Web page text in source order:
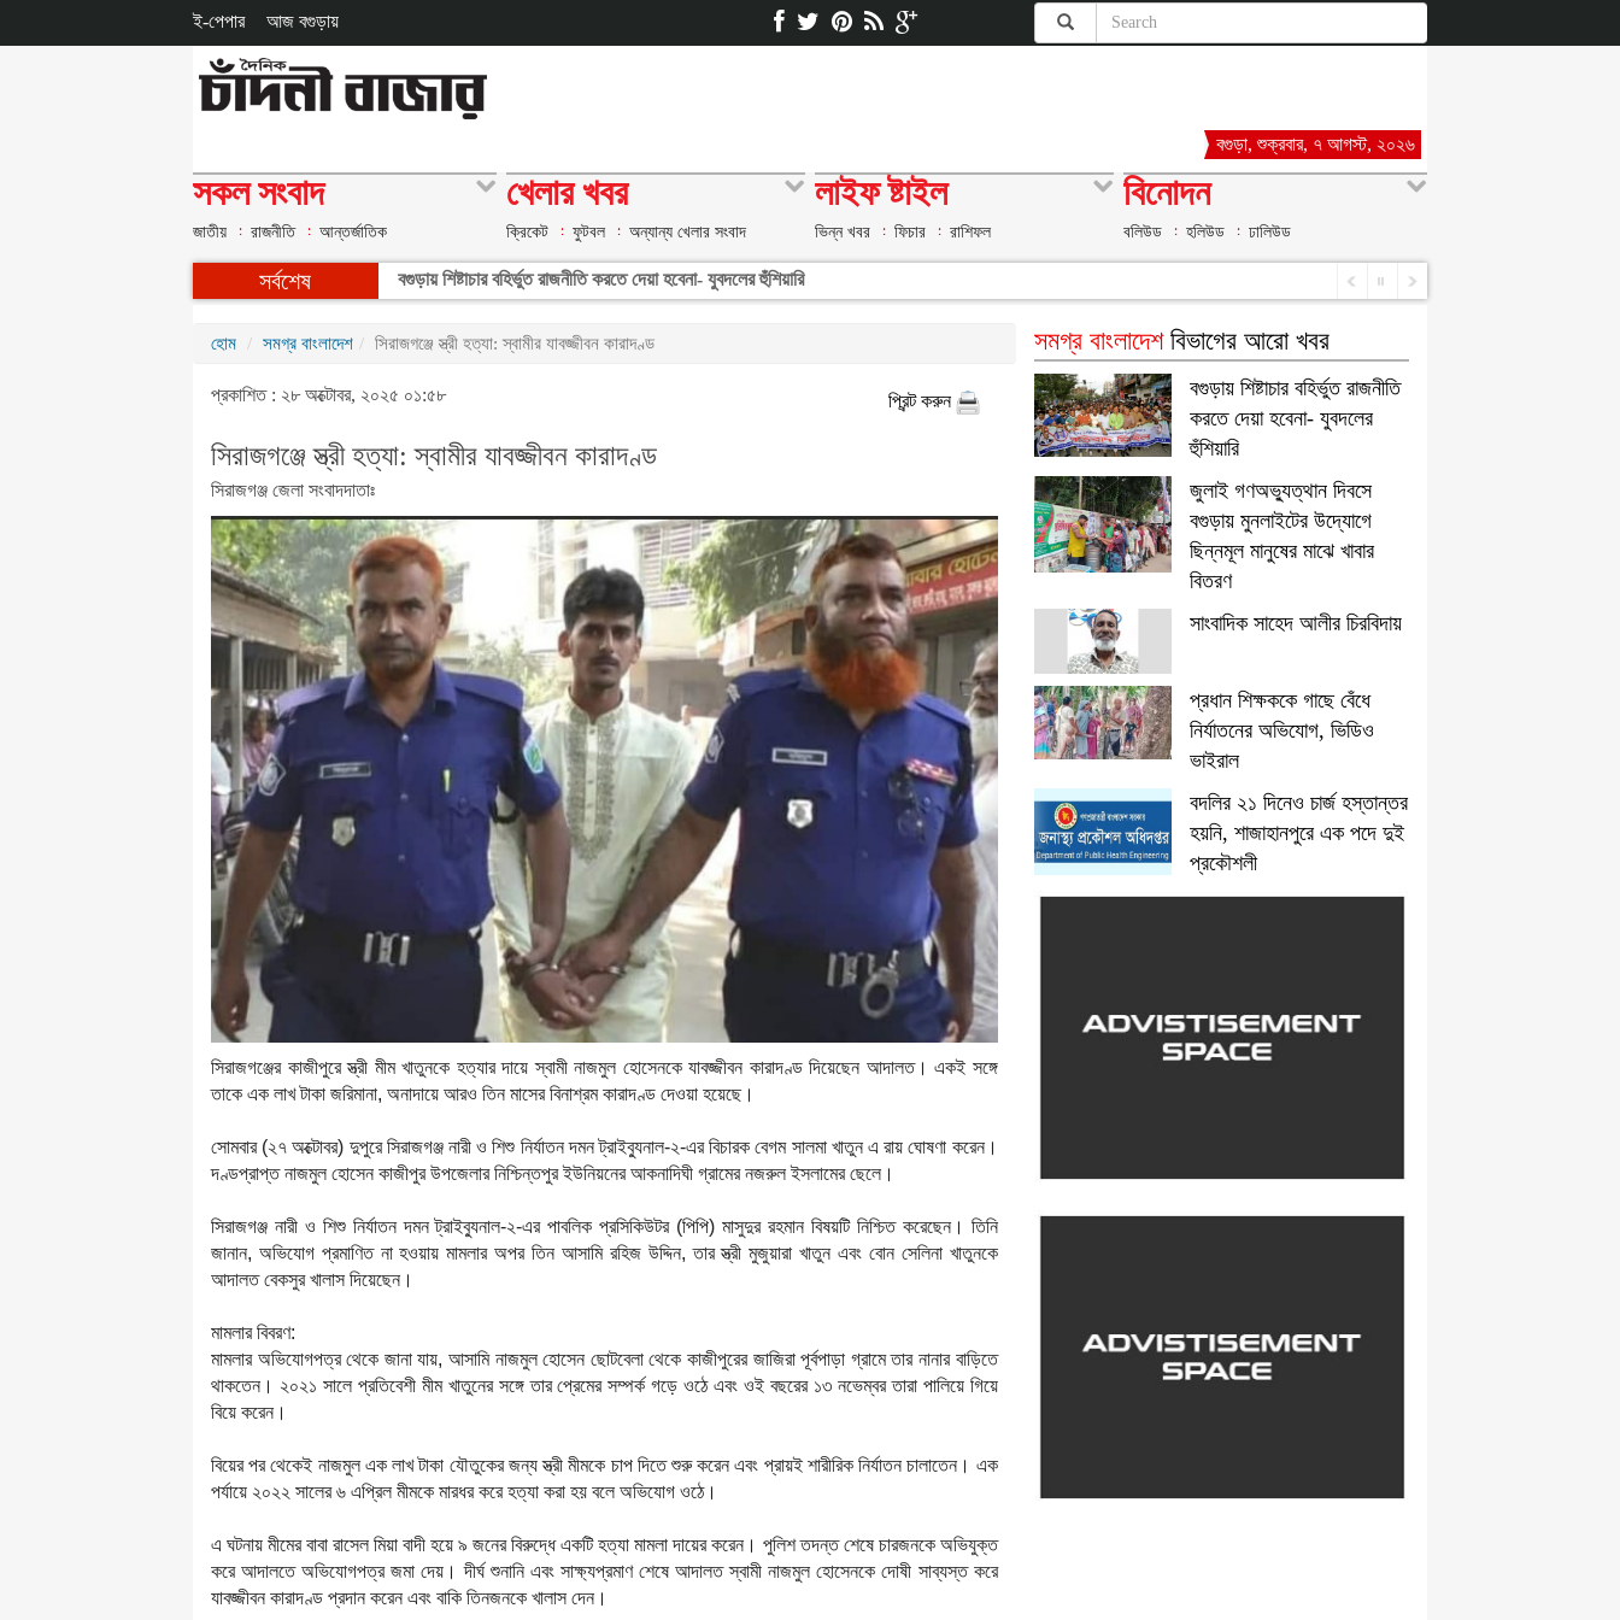
ই-পেপার আজ বগুড়ায়
বগুড়া, শুক্রবার, ৭ আগস্ট, ২০২৬
সকল সংবাদ
জাতীয় রাজনীতি আন্তর্জাতিক
খেলার খবর
ক্রিকেট ফুটবল অন্যান্য খেলার সংবাদ
লাইফ ষ্টাইল
ভিন্ন খবর ফিচার রাশিফল
বিনোদন
বলিউড হলিউড ঢালিউড
সর্বশেষ বগুড়ায় শিষ্টাচার বহির্ভুত রাজনীতি করতে দেয়া হবেনা- যুবদলের হুঁশিয়ারি
হোম সমগ্র বাংলাদেশ সিরাজগঞ্জে স্ত্রী হত্যা: স্বামীর যাবজ্জীবন কারাদণ্ড
প্রকাশিত : ২৮ অক্টোবর, ২০২৫ ০১:৫৮ প্রিন্ট করুন
সিরাজগঞ্জে স্ত্রী হত্যা: স্বামীর যাবজ্জীবন কারাদণ্ড
সিরাজগঞ্জ জেলা সংবাদদাতাঃ
সিরাজগঞ্জের কাজীপুরে স্ত্রী মীম খাতুনকে হত্যার দায়ে স্বামী নাজমুল হোসেনকে যাবজ্জীবন কারাদণ্ড দিয়েছেন আদালত। একই সঙ্গে
তাকে এক লাখ টাকা জরিমানা, অনাদায়ে আরও তিন মাসের বিনাশ্রম কারাদণ্ড দেওয়া হয়েছে।
সোমবার (২৭ অক্টোবর) দুপুরে সিরাজগঞ্জ নারী ও শিশু নির্যাতন দমন ট্রাইব্যুনাল-২-এর বিচারক বেগম সালমা খাতুন এ রায় ঘোষণা করেন।
দণ্ডপ্রাপ্ত নাজমুল হোসেন কাজীপুর উপজেলার নিশ্চিন্তপুর ইউনিয়নের আকনাদিঘী গ্রামের নজরুল ইসলামের ছেলে।
সিরাজগঞ্জ নারী ও শিশু নির্যাতন দমন ট্রাইব্যুনাল-২-এর পাবলিক প্রসিকিউটর (পিপি) মাসুদুর রহমান বিষয়টি নিশ্চিত করেছেন। তিনি
জানান, অভিযোগ প্রমাণিত না হওয়ায় মামলার অপর তিন আসামি রহিজ উদ্দিন, তার স্ত্রী মুজুয়ারা খাতুন এবং বোন সেলিনা খাতুনকে
আদালত বেকসুর খালাস দিয়েছেন।
মামলার বিবরণ:
মামলার অভিযোগপত্র থেকে জানা যায়, আসামি নাজমুল হোসেন ছোটবেলা থেকে কাজীপুরের জাজিরা পূর্বপাড়া গ্রামে তার নানার বাড়িতে
থাকতেন। ২০২১ সালে প্রতিবেশী মীম খাতুনের সঙ্গে তার প্রেমের সম্পর্ক গড়ে ওঠে এবং ওই বছরের ১৩ নভেম্বর তারা পালিয়ে গিয়ে
বিয়ে করেন।
বিয়ের পর থেকেই নাজমুল এক লাখ টাকা যৌতুকের জন্য স্ত্রী মীমকে চাপ দিতে শুরু করেন এবং প্রায়ই শারীরিক নির্যাতন চালাতেন। এক
পর্যায়ে ২০২২ সালের ৬ এপ্রিল মীমকে মারধর করে হত্যা করা হয় বলে অভিযোগ ওঠে।
এ ঘটনায় মীমের বাবা রাসেল মিয়া বাদী হয়ে ৯ জনের বিরুদ্ধে একটি হত্যা মামলা দায়ের করেন। পুলিশ তদন্ত শেষে চারজনকে অভিযুক্ত
করে আদালতে অভিযোগপত্র জমা দেয়। দীর্ঘ শুনানি এবং সাক্ষ্যপ্রমাণ শেষে আদালত স্বামী নাজমুল হোসেনকে দোষী সাব্যস্ত করে
যাবজ্জীবন কারাদণ্ড প্রদান করেন এবং বাকি তিনজনকে খালাস দেন।
সমগ্র বাংলাদেশবিভাগের আরো খবর
বগুড়ায় শিষ্টাচার বহির্ভুত রাজনীতি
করতে দেয়া হবেনা- যুবদলের
হুঁশিয়ারি
জুলাই গণঅভ্যুত্থান দিবসে
বগুড়ায় মুনলাইটের উদ্যোগে
ছিন্নমূল মানুষের মাঝে খাবার
বিতরণ
সাংবাদিক সাহেদ আলীর চিরবিদায়
প্রধান শিক্ষককে গাছে বেঁধে
নির্যাতনের অভিযোগ, ভিডিও
ভাইরাল
বদলির ২১ দিনেও চার্জ হস্তান্তর
হয়নি, শাজাহানপুরে এক পদে দুই
প্রকৌশলী